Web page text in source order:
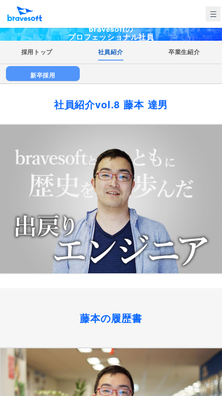
bravesoftの
プロフェッショナル社員
採用トップ 社員紹介 卒業生紹介
新卒採用
社員紹介vol.8 藤本 達男
藤本の履歴書